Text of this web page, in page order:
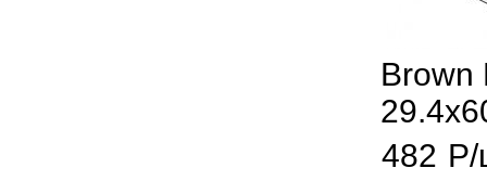
Brown
482 Р/